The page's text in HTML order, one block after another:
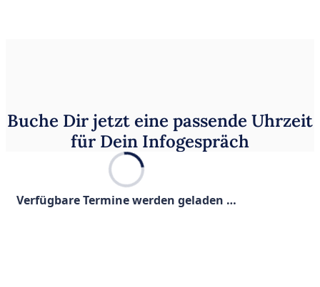
Buche Dir jetzt eine passende Uhrzeit
für Dein Infogespräch
Verfügbare Termine werden geladen …